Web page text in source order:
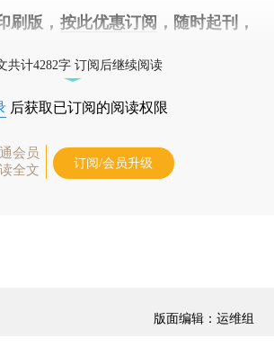
刷版， 按此优惠订阅 ，随时起刊，
共计4282字 订阅后继续阅读
后获取已订阅的阅读权限
会员
全文
订阅/会员升级
版面编辑：运维组